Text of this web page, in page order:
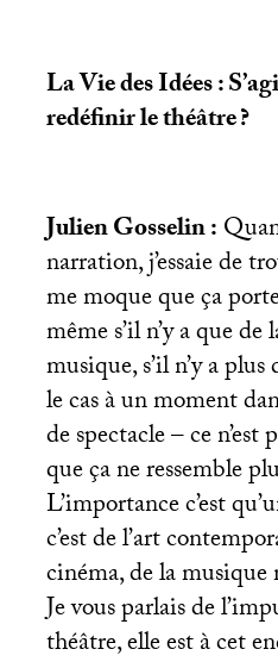
La Vie des Idées :
redéfinir le théâtre?
Julien Gosselin :
narration, j’essaie de
me moque que ça
même s’il n’y a que
musique, s’il n’y a
le cas à un moment
de spectacle – ce
que ça ne ressemble
L’importance c’est
c’est de l’art
cinéma, de la musique
Je vous parlais de
théâtre, elle est à cet